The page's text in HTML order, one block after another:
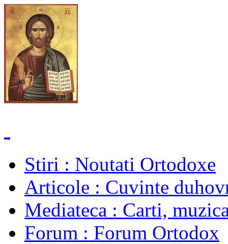
Stiri : Noutati Ortodoxe
Articole : Cuvinte
Mediateca : Carti,
Forum : Forum Ortodox